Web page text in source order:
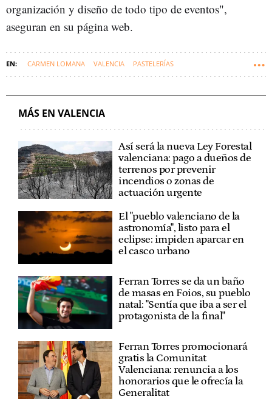
organización y diseño de todo tipo de eventos",
aseguran en su página web.
CARMEN LOMANA VALENCIA PASTELERÍAS
MÁS EN VALENCIA
Así será la nueva Ley Forestal
valenciana: pago a dueños de
terrenos por prevenir
incendios o zonas de
actuación urgente
El "pueblo valenciano de la
astronomía", listo para el
eclipse: impiden aparcar en
el casco urbano
Ferran Torres se da un baño
de masas en Foios, su pueblo
natal: "Sentía que iba a ser el
protagonista de la final"
Ferran Torres promocionará
gratis la Comunitat
Valenciana: renuncia a los
honorarios que le ofrecía la
Generalitat